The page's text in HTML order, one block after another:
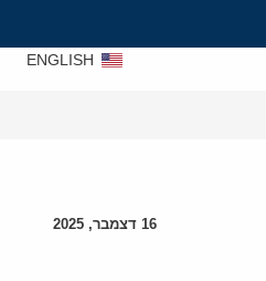
ENGLISH
16 דצמבר, 2025